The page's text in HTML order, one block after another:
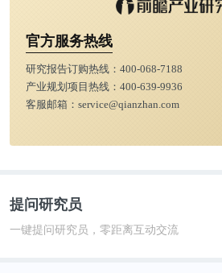
老年人持有60%的金融资产总
行“安愉人生”养老金融服务服务
人，管理老年客户综合金融资产
老年人成为银行贷款、理财的
以兴业银行为例，近10年，兴业
围绕行业平均存款增速上下波动
官方服务热线
研究报告订购热线： 400-068-7188
产业规划项目热线： 400-639-9936
客服邮箱： service@qianzhan.com
提问研究员
一键提问研究员，零距离互动交流